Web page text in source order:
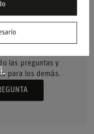
TIENE
las preguntas y
para los demás.